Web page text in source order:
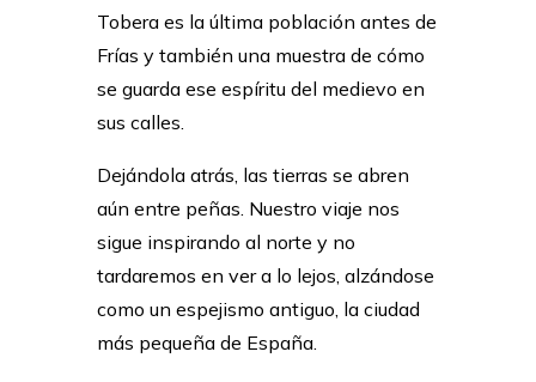
Tobera es la última población antes de
Frías y también una muestra de cómo
se guarda ese espíritu del medievo en
sus calles.
Dejándola atrás, las tierras se abren
aún entre peñas. Nuestro viaje nos
sigue inspirando al norte y no
tardaremos en ver a lo lejos, alzándose
como un espejismo antiguo, la ciudad
más pequeña de España.